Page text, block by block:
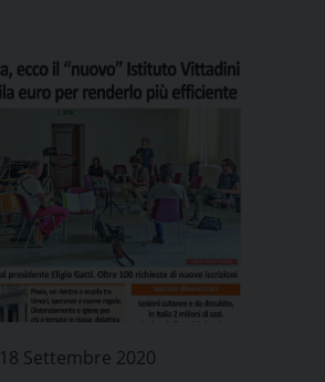
18 Settembre 2020